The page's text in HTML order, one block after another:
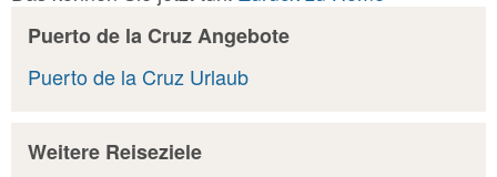
Puerto de la Cruz Angebote
Puerto de la Cruz Urlaub
Weitere Reiseziele